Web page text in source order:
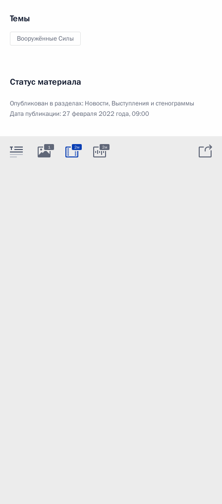
Темы
Вооружённые Силы
Статус материала
Опубликован в разделах: Новости, Выступления и стенограммы
Дата публикации:27 февраля 2022 года, 09:00
1 2м 2м